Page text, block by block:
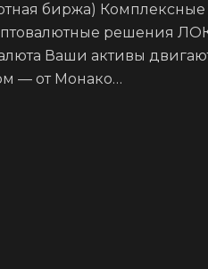
биржа)
решения
Ваши активы
— от Монако…